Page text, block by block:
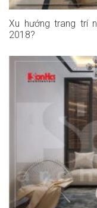
Xu hướng trang trí
2018?